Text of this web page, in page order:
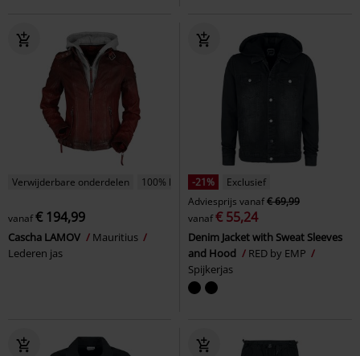
Verwijderbare onderdelen 100% leder
vanaf€ 194,99
Cascha LAMOV
Mauritius
Lederen jas
-21%
Exclusief
Adviesprijs vanaf€ 69,99
vanaf€ 55,24
Denim Jacket with Sweat Sleeves
and Hood
RED by EMP
Spijkerjas